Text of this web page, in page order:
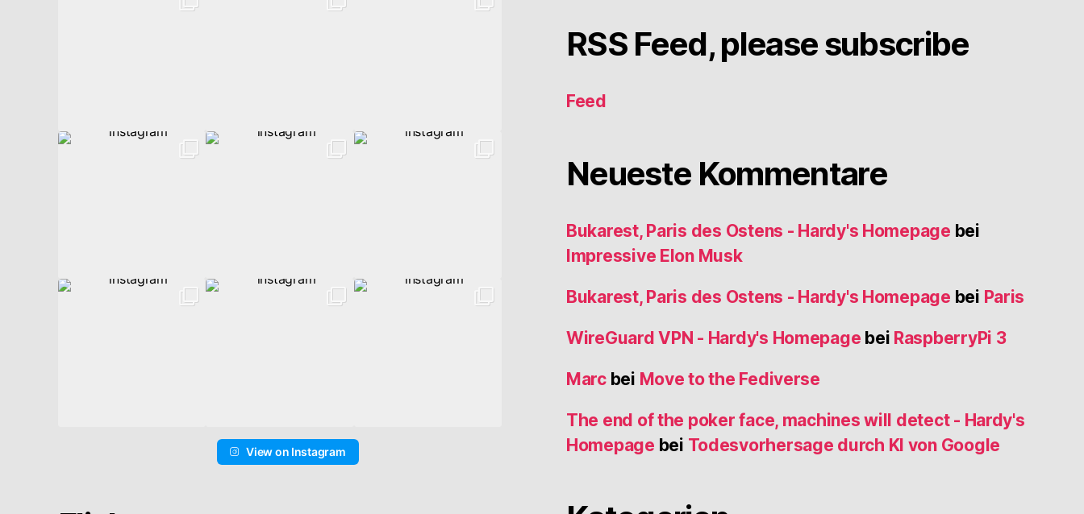
View on Instagram
RSS Feed, please subscribe
Feed
Neueste Kommentare
Bukarest, Paris des Ostens - Hardy's Homepage bei
Impressive Elon Musk
Bukarest, Paris des Ostens - Hardy's Homepage bei Paris
WireGuard VPN - Hardy's Homepage bei RaspberryPi 3
Marcbei Move to the Fediverse
The end of the poker face, machines will detect - Hardy's
Homepage bei Todesvorhersage durch KI von Google